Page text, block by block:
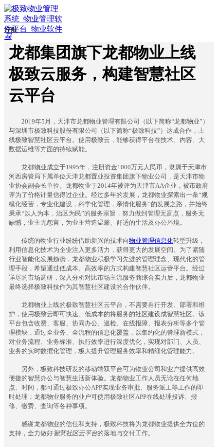
导航
끀
ꀇ
首
页
ꄁ
行
方
案
ꀉ
智
物
业
ꀉ
智
慧
社
ꀉ
智
慧
园
区
未
来
社
区
ꀉ
数
字
决
策
ꄁ
产
方
案
龙都集团旗下龙都物业上线
极致云服务，构建智慧社区
云平台
2019年5月，天津市龙都物业管理有限公司（以下简称“龙都物业”）
与深圳市极致科技股份有限公司（以下简称“极致科技”）达成合作，上
线极致智慧社区云平台。使用极致云，能够获得平台在技术、内容、大
数据运维等方面的持续赋能。
龙都物业成立于1995年，注册资金1000万元人民币，隶属于天津市
河西房管局下属单位天津龙都置业投资集团旗下物业公司，是天津市物
业协会副会长单位。龙都物业于2014年被评为天津市AA企业，被市政府
评为了价格计量信得过企业。经过多年的发展，龙都物业探索出一条“规
模化经营，专业化建设，科学化管理，亲情化服务”的发展之路，并始终
秉承“以人为本，治区为民”的服务宗旨，努力做到管理无盲点，服务无
缺憾，业主无怨言，为业主营造温馨、舒适的生活及办公环境。
传统的物业行业纷纷借助新兴的技术向物业管理信息化转型升级，
利用信息化技术为企业注入更多活力，获得更大的发展空间。为了紧随
行业智能化发展趋势，龙都物业积极学习先进的管理理念、现代化的管
理手段，希望通过低成本、高效率的方式构建智慧社区运营平台。经过
详尽的市场调研，深入分析对比市场主流服务商综合实力后，龙都物业
最终选择极致科技作为其智慧社区建设的合作伙伴。
龙都物业上线的极致智慧社区云平台，不需要自行开发、部署和维
护，使用极致云即可快速、低成本的将服务的社区建设成智慧社区。该
平台包含收费、客服、协同办公、巡检、在线报障、报表分析等多个管
理模块，通过全业务、全流程的信息化覆盖，以集约化的管理新模式，
对业务流程、业务标准、执行效率进行深度优化，实现对部门、人员、
业务的实时数据化管理，极大提升管理服务效率和精细化管理能力。
另外，极致科技研发的移动端双平台可为物业公司和业户提供高效
便捷的智慧办公与智慧生活新体验。龙都物业工作人员无论在任何地
点、时间，都可通过极致办公APP实现业务审批、服务派工等工作的即
时处理；龙都物业服务的业户可使用极致社区APP在线处理投诉、报
修、缴费、查询等各种事项。
感谢龙都物业的信任和支持，极致科技将为龙都物业提供全方位的
支持，全力做好智慧社区云平台的落地与交付工作。